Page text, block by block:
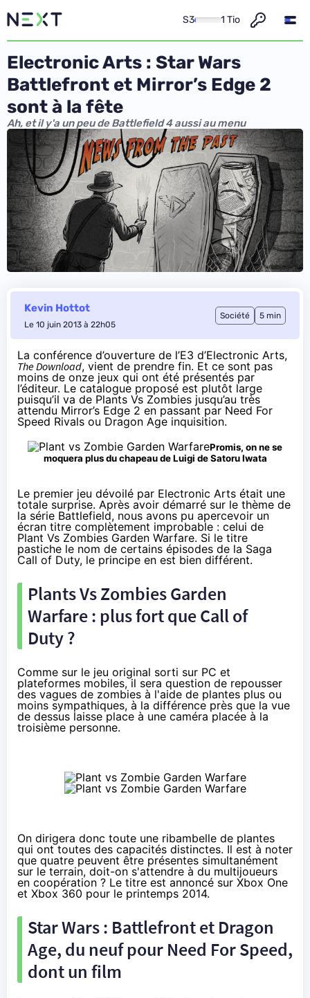
S3 1 Tio
Electronic Arts : Star Wars
Battlefront et Mirror’s Edge 2
sont à la fête
Ah, et il y'a un peu de Battlefield 4 aussi au menu
Kevin Hottot
Le 10 juin 2013 à 22h05
Société 5 min
La conférence d’ouverture de l’E3 d’Electronic Arts,
The Download, vient de prendre fin. Et ce sont pas
moins de onze jeux qui ont été présentés par
l’éditeur. Le catalogue proposé est plutôt large
puisqu’il va de Plants Vs Zombies jusqu’au très
attendu Mirror’s Edge 2 en passant par Need For
Speed Rivals ou Dragon Age inquisition.
Promis, on ne se
moquera plus du chapeau de Luigi de Satoru Iwata
Le premier jeu dévoilé par Electronic Arts était une
totale surprise. Après avoir démarré sur le thème de
la série Battlefield, nous avons pu apercevoir un
écran titre complètement improbable : celui de
Plant Vs Zombies Garden Warfare. Si le titre
pastiche le nom de certains épisodes de la Saga
Call of Duty, le principe en est bien différent.
Plants Vs Zombies Garden
Warfare : plus fort que Call of
Duty ?
Comme sur le jeu original sorti sur PC et
plateformes mobiles, il sera question de repousser
des vagues de zombies à l'aide de plantes plus ou
moins sympathiques, à la différence près que la vue
de dessus laisse place à une caméra placée à la
troisième personne.
On dirigera donc toute une ribambelle de plantes
qui ont toutes des capacités distinctes. Il est à noter
que quatre peuvent être présentes simultanément
sur le terrain, doit-on s'attendre à du multijoueurs
en coopération ? Le titre est annoncé sur Xbox One
et Xbox 360 pour le printemps 2014.
Star Wars : Battlefront et Dragon
Age, du neuf pour Need For Speed,
dont un film